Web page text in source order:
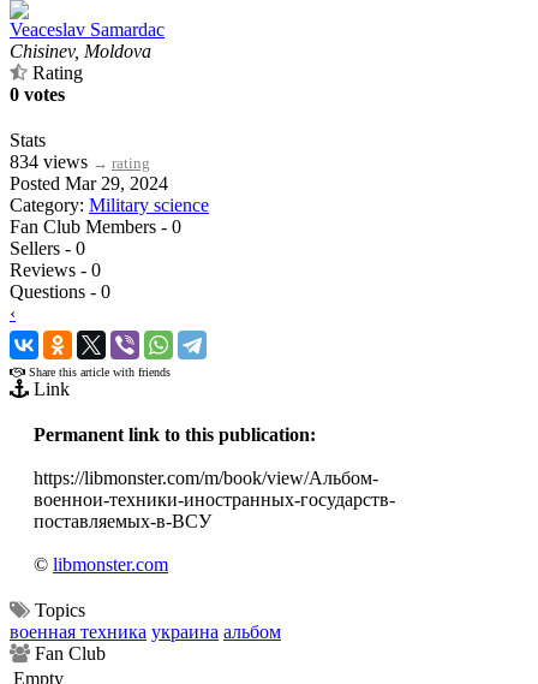
Veaceslav Samardac
Chisinev, Moldova
Rating
0 votes
Stats
834 views → rating
Posted Mar 29, 2024
Category: Military science
Fan Club Members - 0
Sellers - 0
Reviews - 0
Questions - 0
‹
›
Share this article with friends
Link
Permanent link to this publication:
https://libmonster.com/m/book/view/Альбом-
военнои-техники-иностранных-государств-
поставляемых-в-ВСУ
© libmonster.com
Topics
военная техника украина альбом
Fan Club
Empty